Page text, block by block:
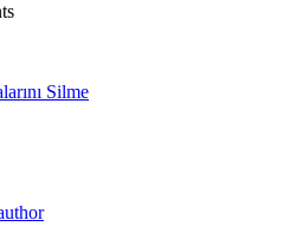
Silme